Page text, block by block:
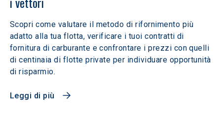
Scopri come valutare il metodo di rifornimento più
adatto alla tua flotta, verificare i tuoi contratti di
fornitura di carburante e confrontare i prezzi con quelli
di centinaia di flotte private per individuare opportunità
di risparmio.
Leggi di più